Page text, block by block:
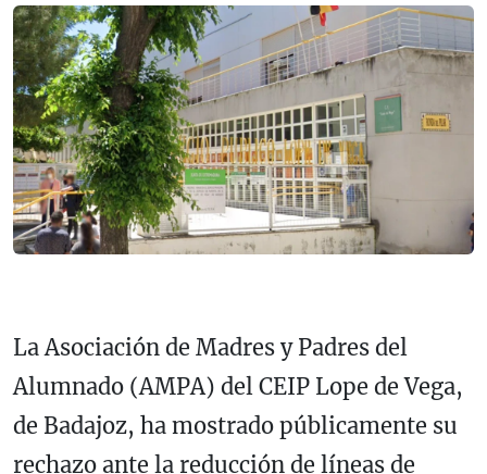
La Asociación de Madres y Padres del
Alumnado (AMPA) del CEIP Lope de Vega,
de Badajoz, ha mostrado públicamente su
rechazo ante la reducción de líneas de